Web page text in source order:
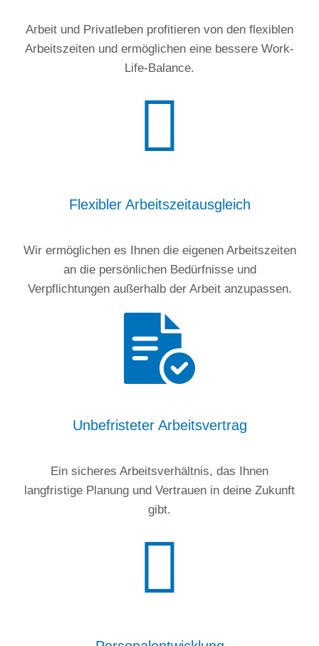
Arbeit und Privatleben profitieren von den flexiblen
Arbeitszeiten und ermöglichen eine bessere Work-
Life-Balance.
Flexibler Arbeitszeitausgleich
Wir ermöglichen es Ihnen die eigenen Arbeitszeiten
an die persönlichen Bedürfnisse und
Verpflichtungen außerhalb der Arbeit anzupassen.
Unbefristeter Arbeitsvertrag
Ein sicheres Arbeitsverhältnis, das Ihnen
langfristige Planung und Vertrauen in deine Zukunft
gibt.